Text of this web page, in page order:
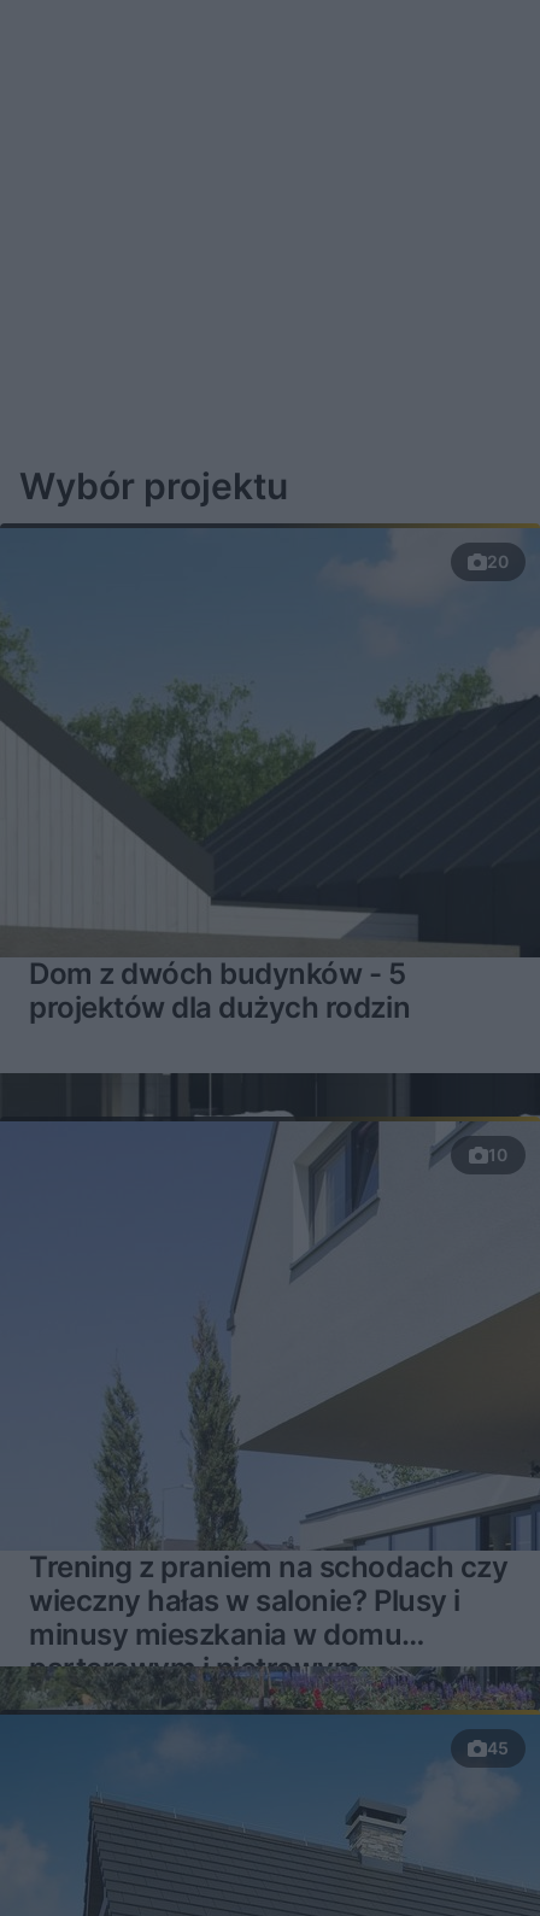
Wybór projektu
20
Dom z dwóch budynków - 5
projektów dla dużych rodzin
10
Trening z praniem na schodach czy
wieczny hałas w salonie? Plusy i
minusy mieszkania w domu
parterowym i piętrowym
45